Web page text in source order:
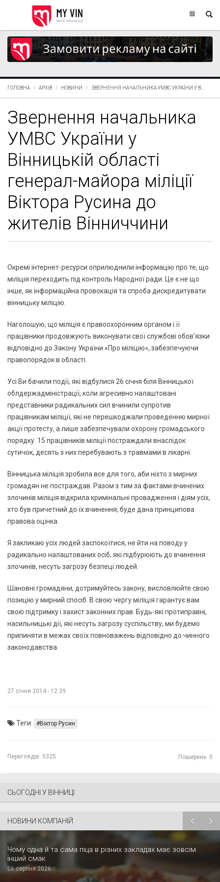
ГОЛОВНА АРХІВ НОВИНИ ЗВЕРНЕННЯ НАЧАЛЬНИКА УМВС УКРАЇНИ У В...
Звернення начальника
УМВС України у
Вінницькій області
генерал-майора міліції
Віктора Русина до
жителів Вінниччини
Окремі інтернет-ресурси оприлюднили інформацію про те, що
міліція переходить під контроль Народної ради. Це є не що
інше, як інформаційна провокація та спроба дискредитувати
вінницьку міліцію.
Наголошую, що міліція є правоохоронним органом і її
працівники продовжують виконувати свої службові обов’язки
відповідно до Закону України «Про міліцію», забезпечуючи
правопорядок в області.
Усі Ви бачили події, які відбулися 26 січня біля Вінницької
облдержадміністрації, коли агресивно налаштовані
представники радикальних сил вчинили супротив
працівникам міліції, які не перешкоджали проведенню мирної
акції протесту, а лише забезпечували охорону громадського
порядку. 15 працівників міліції постраждали внаслідок
сутичок, десять з них перебувають з травмами в лікарні.
Вінницька міліція зробила все для того, аби ніхто з мирних
громадян не постраждав. Разом з тим за фактами вчинених
злочинів міліція відкрила кримінальні провадження і діям усіх,
хто був причетний до їх вчинення, буде дана принципова
правова оцінка.
Я закликаю усіх людей заспокоїтися, не йти на поводу у
радикально налаштованих осіб, які підбурюють до вчинення
злочинів, несуть загрозу безпеці людей.
Шановні громадяни, дотримуйтесь закону, висловлюйте свою
позицію у мирний спосіб. В свою чергу міліція гарантує вам
свою підтримку і захист законних прав. Будь-які протиправні,
насильницькі дії, які несуть загрозу суспільству, ми будемо
припиняти в межах своїх повноважень відповідно до чинного
законодавства.
27 січня 2014 - 12:39
Теги: Віктор Русин
Переглядів: 5325 Поширень: 0
СЬОГОДНІ У ВІННИЦІ
НОВИНИ КОМПАНІЙ
Чому одна й та сама піца в різних закладах має зовсім
інший смак
06 серпня 2026